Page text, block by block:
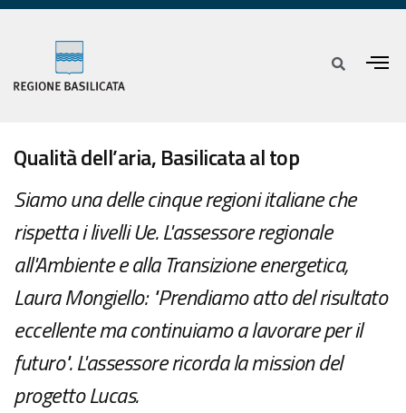
Qualità dell’aria, Basilicata al top
Siamo una delle cinque regioni italiane che
rispetta i livelli Ue. L'assessore regionale
all'Ambiente e alla Transizione energetica,
Laura Mongiello: "Prendiamo atto del risultato
eccellente ma continuiamo a lavorare per il
futuro". L'assessore ricorda la mission del
progetto Lucas.